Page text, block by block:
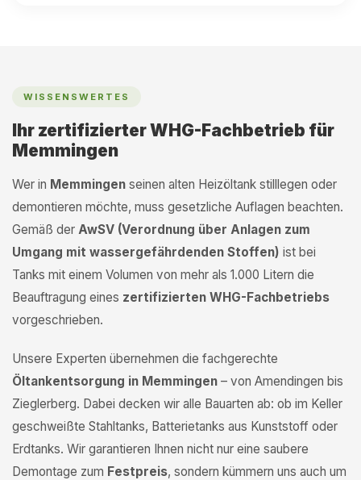
WISSENSWERTES
Ihr zertifizierter WHG-Fachbetrieb für
Memmingen
Wer in Memmingen seinen alten Heizöltank stilllegen oder
demontieren möchte, muss gesetzliche Auflagen beachten.
Gemäß der AwSV (Verordnung über Anlagen zum
Umgang mit wassergefährdenden Stoffen) ist bei
Tanks mit einem Volumen von mehr als 1.000 Litern die
Beauftragung eines zertifizierten WHG-Fachbetriebs
vorgeschrieben.
Unsere Experten übernehmen die fachgerechte
Öltankentsorgung in Memmingen – von Amendingen bis
Zieglerberg. Dabei decken wir alle Bauarten ab: ob im Keller
geschweißte Stahltanks, Batterietanks aus Kunststoff oder
Erdtanks. Wir garantieren Ihnen nicht nur eine saubere
Demontage zum Festpreis, sondern kümmern uns auch um